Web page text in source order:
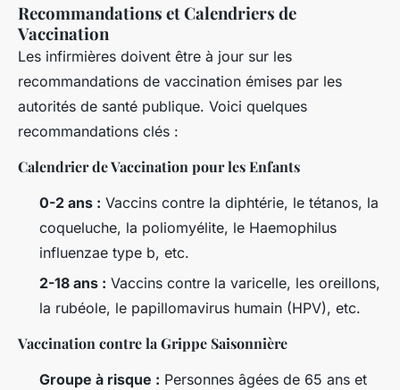
Recommandations et Calendriers de
Vaccination
Les infirmières doivent être à jour sur les
recommandations de vaccination émises par les
autorités de santé publique. Voici quelques
recommandations clés :
Calendrier de Vaccination pour les Enfants
0-2 ans : Vaccins contre la diphtérie, le tétanos, la
coqueluche, la poliomyélite, le Haemophilus
influenzae type b, etc.
2-18 ans : Vaccins contre la varicelle, les oreillons,
la rubéole, le papillomavirus humain (HPV), etc.
Vaccination contre la Grippe Saisonnière
Groupe à risque : Personnes âgées de 65 ans et